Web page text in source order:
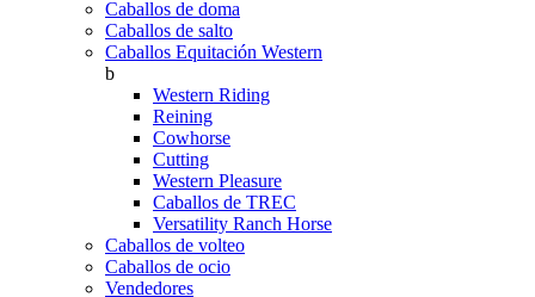
Caballos de doma
Caballos de salto
Caballos Equitación Western
b
Western Riding
Reining
Cowhorse
Cutting
Western Pleasure
Caballos de TREC
Versatility Ranch Horse
Caballos de volteo
Caballos de ocio
Vendedores